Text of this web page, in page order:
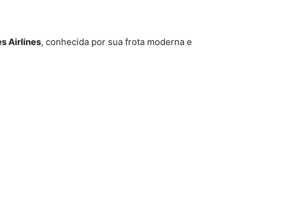
Airlines, conhecida por sua frota moderna e